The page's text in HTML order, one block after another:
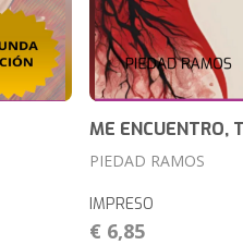
ME ENCUENTRO,
PIEDAD RAMOS
IMPRESO
€ 6,85